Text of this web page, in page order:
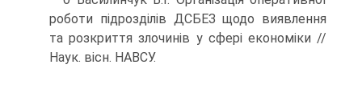
роботи підрозділів ДСБЕЗ щодо виявлення
та розкриття злочинів у сфері економіки //
Наук. вісн. НАВСУ.